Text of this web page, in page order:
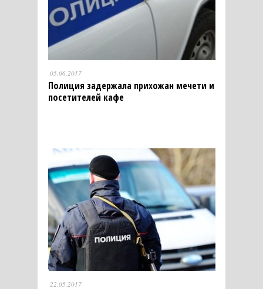
05.06.2017
Полиция задержала прихожан мечети и
посетителей кафе
22.05.2017